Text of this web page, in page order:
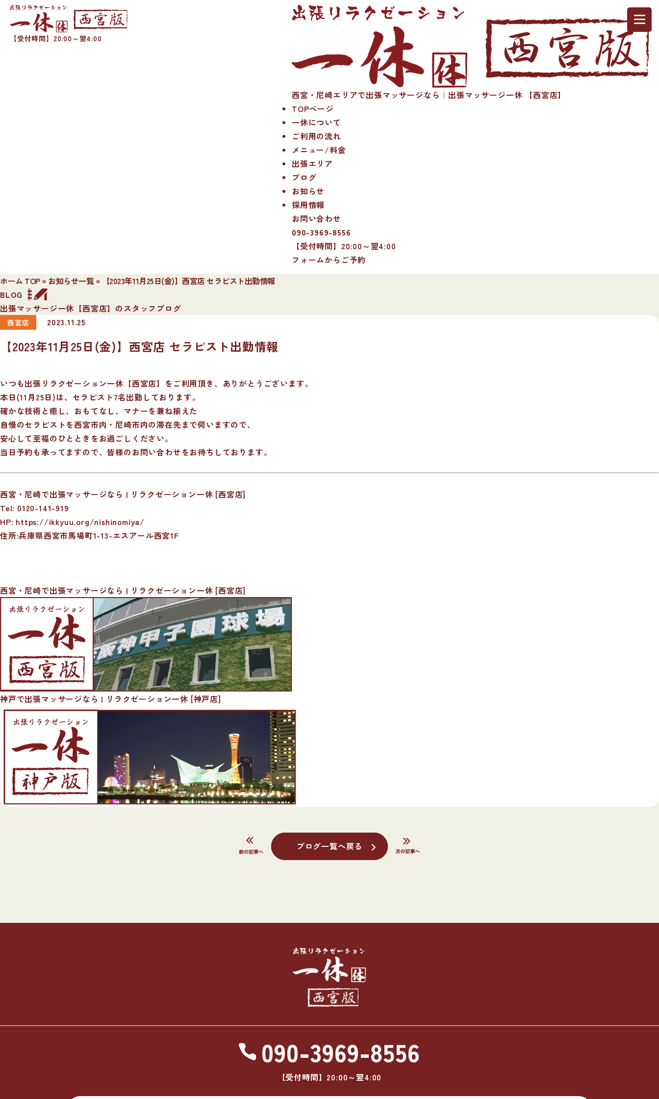
【受付時間】20:00～翌4:00
西宮・尼崎エリアで出張マッサージなら｜出張マッサージ一休 【西宮店】
TOPページ
一休について
ご利用の流れ
メニュー/料金
出張エリア
ブログ
お知らせ
採用情報
お問い合わせ
090-3969-8556
【受付時間】20:00～翌4:00
フォームからご予約
ホーム TOP» お知らせ一覧»
【2023年11月25日(金)】西宮店 セラピスト出勤情報
BLOG
出張マッサージ一休【西宮店】のスタッフブログ
西宮店 2023.11.25
【2023年11月25日(金)】西宮店 セラピスト出勤情報
いつも出張リラクゼーション一休【西宮店】をご利用頂き、ありがとうございます。
本日(11月25日)は、セラピスト7名出勤しております。
確かな技術と癒し、おもてなし、マナーを兼ね揃えた
自慢のセラピストを西宮市内・尼崎市内の滞在先まで伺いますので、
安心して至福のひとときをお過ごしください。
当日予約も承ってますので、皆様のお問い合わせをお待ちしております。
西宮・尼崎で出張マッサージなら | リラクゼーション一休 [西宮店]
Tel: 0120-141-919
HP: https://ikkyuu.org/nishinomiya/
住所:兵庫県西宮市馬場町1-13-エスアール西宮1F
西宮・尼崎で出張マッサージなら | リラクゼーション一休 [西宮店]
神戸で出張マッサージなら | リラクゼーション一休 [神戸店]
ブログ一覧へ戻る
090-3969-8556
【受付時間】20:00～翌4:00